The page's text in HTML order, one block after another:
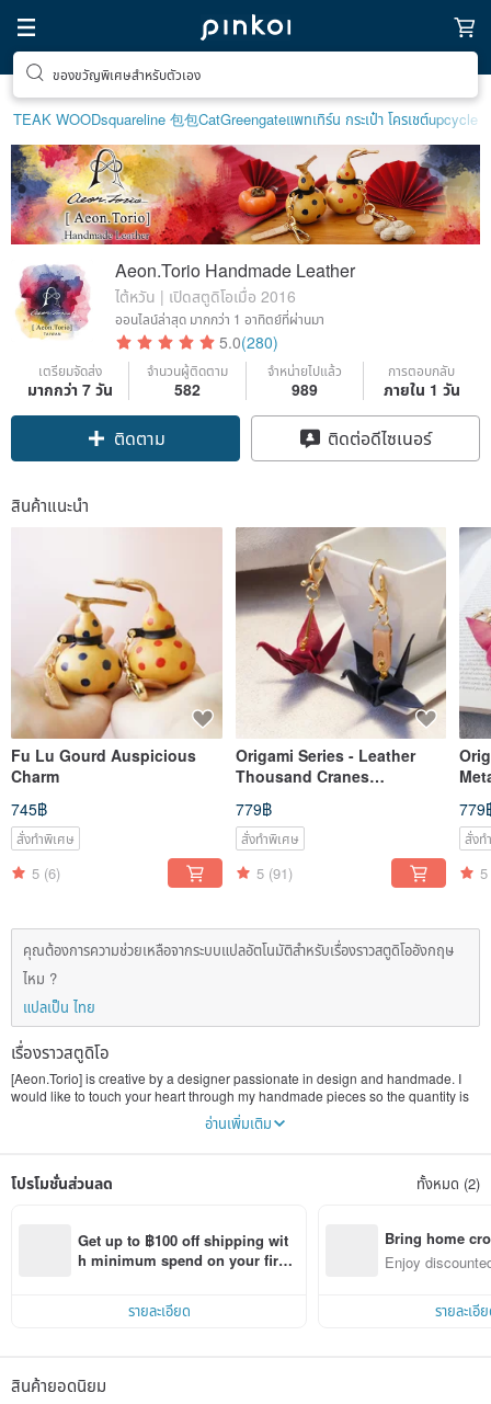
ของขวัญพิเศษสำหรับตัวเอง
TEAK WOODsquareline 包包CatGreengateแพทเทิร์น กระเป๋า โครเชต์upcycle
Aeon.Torio Handmade Leather
ไต้หวัน | เปิดสตูดิโอเมื่อ 2016
ออนไลน์ล่าสุด มากกว่า 1 อาทิตย์ที่ผ่านมา
5.0(280)
เตรียมจัดส่ง
มากกว่า 7 วัน
จำนวนผู้ติดตาม
582
จำหน่ายไปแล้ว
989
การตอบกลับ
ภายใน 1 วัน
Claim coupon
ติดตาม
ติดต่อดีไซเนอร์
สินค้าแนะนำ
Fu Lu Gourd Auspicious
Charm
745฿
สั่งทำพิเศษ
5 (6)
Origami Series - Leather
Thousand Cranes
Happiness Charm Keychain
- Available in 7 Colors
779฿
สั่งทำพิเศษ
5 (91)
779
สั่งท
5
คุณต้องการความช่วยเหลือจากระบบแปลอัตโนมัติสำหรับเรื่องราวสตูดิโออังกฤษ
ไหม ?
แปลเป็น ไทย
เรื่องราวสตูดิโอ
[Aeon.Torio] is creative by a designer passionate in design and handmade. I
would like to touch your heart through my handmade pieces so the quantity is
limited and each piece is unique. My happiness is coming from your smile on
your face while receiving my workpieces.
finding right shoes accompanied me through the winter. Suddenly a nice
contact, they could simply match with my hands and feet. The soft and comfort
tactile impression makes me feel relief.
the winter I felt in love with leather products.
อ่านเพิ่มเติม
โปรโมชั่นส่วนลด ทั้งหมด (2)
Get up to ฿100 off shipping wit
h minimum spend on your first
รายละเอียด
Bring home
n with ease
Enjoy
รายละเอี
สินค้ายอดนิยม